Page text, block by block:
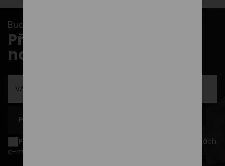
Buďte v obraze s našimi newslettery...
Přihlašte se k odběru
novinek
PŘIHLÁSIT SE K ODBĚRU
Přeji si být informován o novinkách a akčních nabídkách
e-mailem a souhlasím se
.